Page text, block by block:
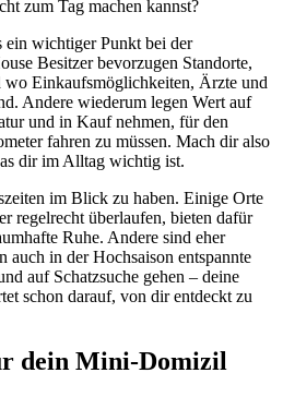
zum Tag machen kannst?
wichtiger Punkt bei der
Besitzer bevorzugen Standorte,
wo Einkaufsmöglichkeiten, Ärzte und
Andere wiederum legen Wert auf
und in Kauf nehmen, für den
fahren zu müssen. Mach dir also
dir im Alltag wichtig ist.
im Blick zu haben. Einige Orte
regelrecht überlaufen, bieten dafür
Ruhe. Andere sind eher
auch in der Hochsaison entspannte
auf Schatzsuche gehen – deine
schon darauf, von dir entdeckt zu
dein Mini-Domizil